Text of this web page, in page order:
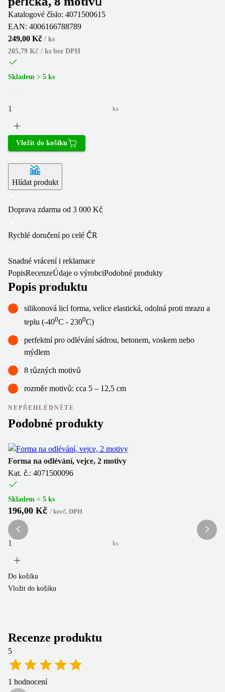
Katalogové číslo: 4071500615
EAN: 4006166788789
249,00 Kč / ks
205,79 Kč / ks bez DPH
Skladem > 5 ks
ks
Vložit do košíku
Hlídat produkt
Doprava zdarma od 3 000 Kč
Rychlé doručení po celé ČR
Snadné vrácení i reklamace
PopisRecenzeÚdaje o výrobciPodobné produkty
Popis produktu
silikonová licí forma, velice elastická, odolná proti mrazu a
teplu (-400C - 2300C)
perfektní pro odlévání sádrou, betonem, voskem nebo
mýdlem
8 různých motivů
rozměr motivů: cca 5 – 12,5 cm
NEPŘEHLÉDNĚTE
Podobné produkty
Forma na odlévání, vejce, 2 motivy
Kat. č.: 4071500096
Skladem < 5 ks
196,00 Kč / ksvč. DPH
ks
Do košíku
Vložit do košíku
Recenze produktu
5
1 hodnocení